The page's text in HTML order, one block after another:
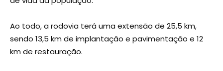
Ao todo, a rodovia terá uma extensão de 25,5 km,
sendo 13,5 km de implantação e pavimentação e 12
km de restauração.